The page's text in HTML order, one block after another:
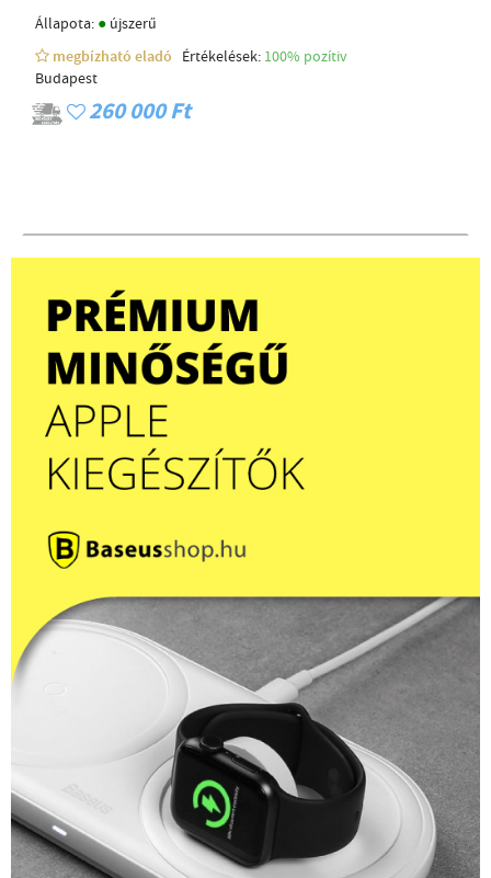
Állapota: ● újszerű
megbízható eladó
Értékelések: 100% pozítiv
Budapest
260 000 Ft